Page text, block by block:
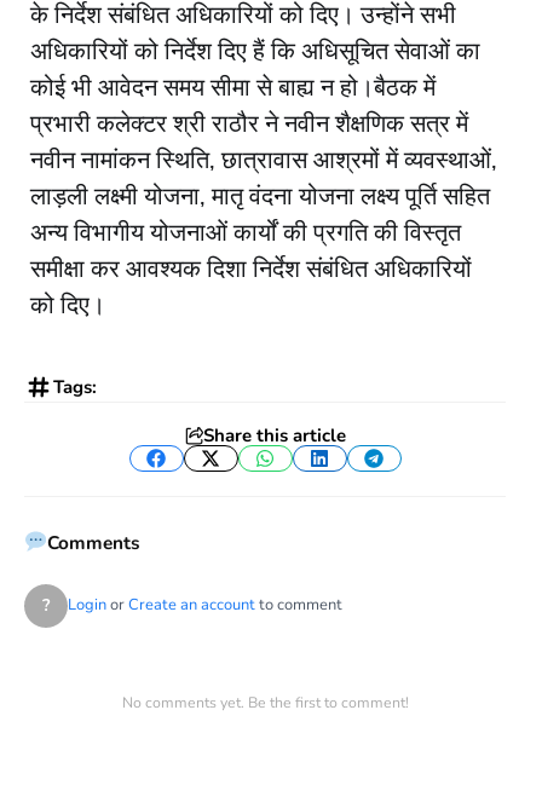
के निर्देश संबंधित अधिकारियों को दिए। उन्‍होंने सभी
अधिकारियों को निर्देश दिए हैं कि अधिसूचित सेवाओं का
कोई भी आवेदन समय सीमा से बाह्य न हो।बैठक में
प्रभारी कलेक्‍टर श्री राठौर ने नवीन शैक्षणिक सत्र में
नवीन नामांकन स्थिति, छात्रावास आश्रमों में व्यवस्थाओं,
लाड़ली लक्ष्मी योजना, मातृ वंदना योजना लक्ष्य पूर्ति सहित
अन्य विभागीय योजनाओं कार्यों की प्रगति की विस्तृत
समीक्षा कर आवश्यक दिशा निर्देश संबंधित अधिकारियों
को दिए।
Tags:
Share this article
Facebook
TwitterWhatsApp
LinkedInTelegram
Comments
? LoginorCreate an accountto comment
No comments yet. Be the first to comment!